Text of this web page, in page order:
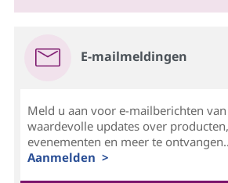
E-mailmeldingen
Meld u aan voor e-mailberichten
waardevolle updates over
evenementen en meer te
Aanmelden >